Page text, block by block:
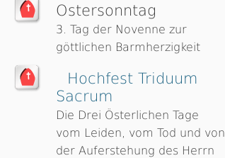
Ostersonntag
3. Tag der Novenne zur
göttlichen Barmherzigkeit
Hochfest Triduum
Sacrum
Die Drei Österlichen Tage
vom Leiden, vom Tod und von
der Auferstehung des Herrn